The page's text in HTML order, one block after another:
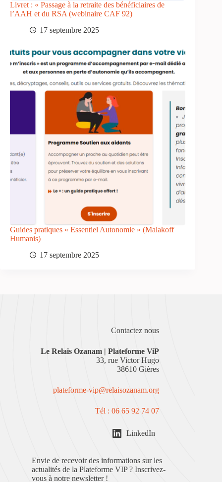
Livret : « Passage à la retraite des bénéficiaires de
l’AAH et du RSA (webinaire CAF 92)
17 septembre 2025
Guides pratiques « Essentiel Autonomie » (Malakoff
Humanis)
17 septembre 2025
Contactez nous
Le Relais Ozanam | Plateforme ViP
33, rue Victor Hugo
38610 Gières
plateforme-vip@relaisozanam.org
Tél : 06 65 92 74 07
LinkedIn
Envie de recevoir des informations sur les
actualités de la Plateforme VIP ? Inscrivez-
vous à notre newsletter !